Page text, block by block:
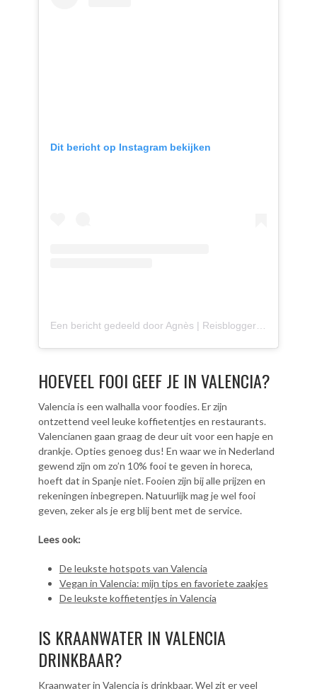
Dit bericht op Instagram bekijken
HOEVEEL FOOI GEEF JE IN VALENCIA?
Valencia is een walhalla voor foodies. Er zijn
ontzettend veel leuke koffietentjes en restaurants.
Valencianen gaan graag de deur uit voor een hapje en
drankje. Opties genoeg dus! En waar we in Nederland
gewend zijn om zo’n 10% fooi te geven in horeca,
hoeft dat in Spanje niet. Fooien zijn bij alle prijzen en
rekeningen inbegrepen. Natuurlijk mag je wel fooi
geven, zeker als je erg blij bent met de service.
Lees ook:
De leukste hotspots van Valencia
Vegan in Valencia: mijn tips en favoriete zaakjes
De leukste koffietentjes in Valencia
IS KRAANWATER IN VALENCIA
DRINKBAAR?
Kraanwater in Valencia is drinkbaar. Wel zit er veel